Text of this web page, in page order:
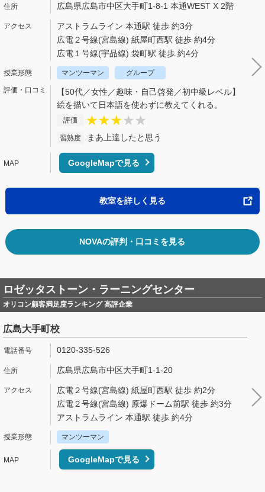
広島県広島市中区大手町1-8-1 本通WEST X 2階
アストラムライン 本通駅 徒歩 約3分
広電２号線(宮島線) 紙屋町西駅 徒歩 約4分
広電１号線(宇品線) 袋町駅 徒歩 約4分
マンツーマン グループ
【50代／女性／趣味・自己啓発／初中級レベル】
絵を描いて日本語を使わずに教えてくれる。
評価
習熟度 まあ上達したと思う
GoogleMapで見る
教室を詳しく見る
NOVAの評判・口コミを見る
ロゼッタストーン・ラーニングセンター
オリコン顧客満足度ランキング 高評企業
広島大手町校
0120-335-526
広島県広島市中区大手町1-1-20
広電２号線(宮島線) 紙屋町西駅 徒歩 約2分
広電２号線(宮島線) 原爆ドーム前駅 徒歩 約3分
アストラムライン 本通駅 徒歩 約4分
マンツーマン
GoogleMapで見る